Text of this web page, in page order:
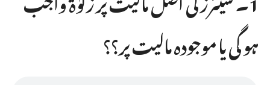
ہو گی یا موجودہ مالیت پر؟؟